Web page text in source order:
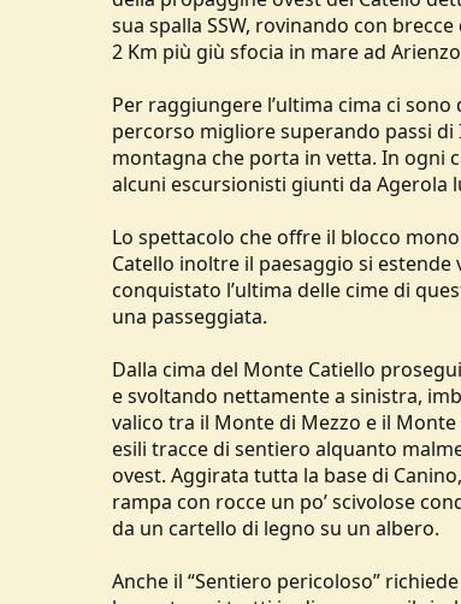
sua spalla SSW, rovinando con
2 Km più giù sfocia in mare ad
Per raggiungere l’ultima cima ci
percorso migliore superando passi
montagna che porta in vetta. In ogni
alcuni escursionisti giunti da Agerola
Lo spettacolo che offre il blocco
Catello inoltre il paesaggio si
conquistato l’ultima delle cime di
una passeggiata.
Dalla cima del Monte Catiello
e svoltando nettamente a sinistra,
valico tra il Monte di Mezzo e il
esili tracce di sentiero alquanto
ovest. Aggirata tutta la base di
rampa con rocce un po’ scivolose
da un cartello di legno su un albero.
Anche il “Sentiero pericoloso”